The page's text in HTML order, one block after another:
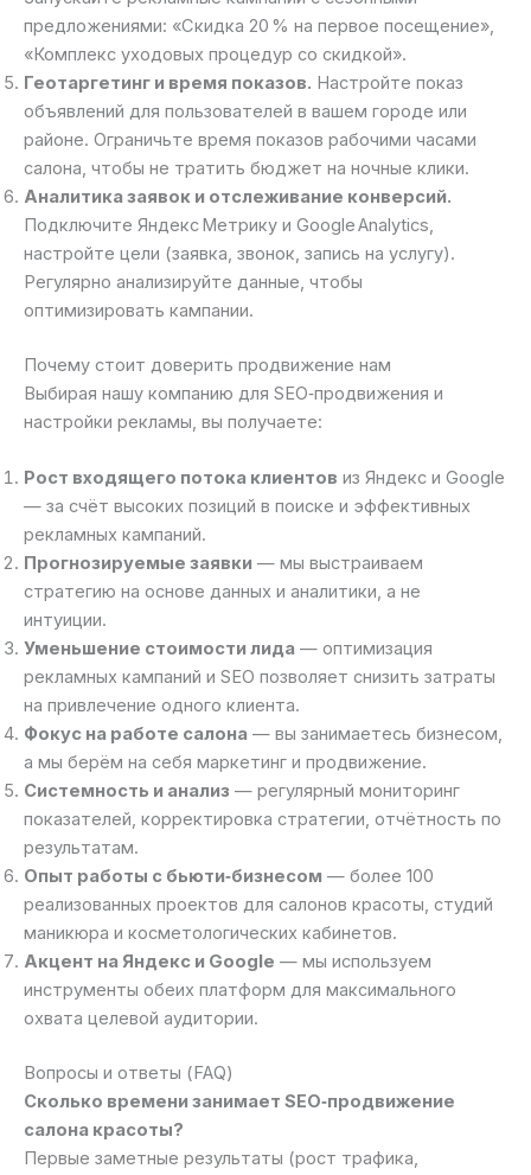
предложениями: «Скидка 20 % на первое посещение»,
«Комплекс уходовых процедур со скидкой».
Геотаргетинг и время показов. Настройте показ
объявлений для пользователей в вашем городе или
районе. Ограничьте время показов рабочими часами
салона, чтобы не тратить бюджет на ночные клики.
Аналитика заявок и отслеживание конверсий.
Подключите Яндекс Метрику и Google Analytics,
настройте цели (заявка, звонок, запись на услугу).
Регулярно анализируйте данные, чтобы
оптимизировать кампании.
Почему стоит доверить продвижение нам
Выбирая нашу компанию для SEO‑продвижения и
настройки рекламы, вы получаете:
Рост входящего потока клиентов из Яндекс и Google
— за счёт высоких позиций в поиске и эффективных
рекламных кампаний.
Прогнозируемые заявки — мы выстраиваем
стратегию на основе данных и аналитики, а не
интуиции.
Уменьшение стоимости лида — оптимизация
рекламных кампаний и SEO позволяет снизить затраты
на привлечение одного клиента.
Фокус на работе салона — вы занимаетесь бизнесом,
а мы берём на себя маркетинг и продвижение.
Системность и анализ — регулярный мониторинг
показателей, корректировка стратегии, отчётность по
результатам.
Опыт работы с бьюти‑бизнесом — более 100
реализованных проектов для салонов красоты, студий
маникюра и косметологических кабинетов.
Акцент на Яндекс и Google — мы используем
инструменты обеих платформ для максимального
охвата целевой аудитории.
Вопросы и ответы (FAQ)
Сколько времени занимает SEO‑продвижение
салона красоты?
Первые заметные результаты (рост трафика,